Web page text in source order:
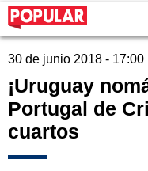
30 de junio 2018 - 17:00
¡Uruguay
Portugal de
cuartos